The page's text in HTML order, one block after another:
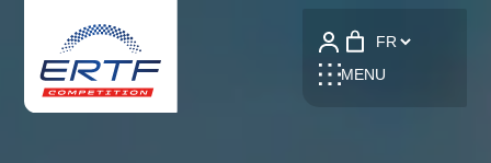
MENU
Language